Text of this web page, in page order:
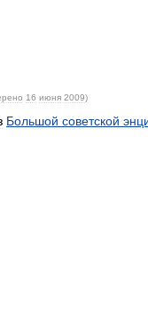
16 июня 2009)
Большой советской